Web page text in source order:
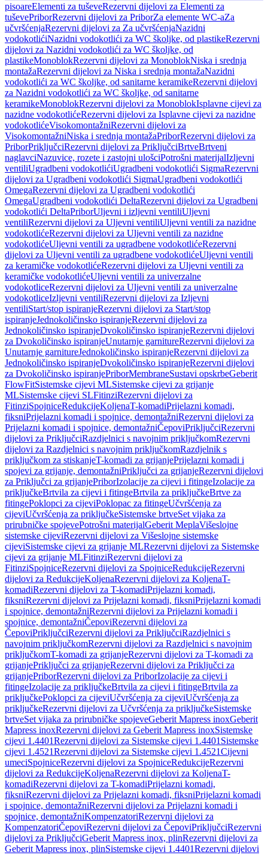
pisoareElementi za tuševeRezervni dijelovi za Elementi za
tuševePriborRezervni dijelovi za PriborZa elemente WC-aZa
učvršćenjaRezervni dijelovi za Za učvršćenjaNazidni
vodokotlićiNazidni vodokotlići za WC školjke, od plastikeRezervni
dijelovi za Nazidni vodokotlići za WC školjke, od
plastikeMonoblokRezervni dijelovi za MonoblokNiska i srednja
montažaRezervni dijelovi za Niska i srednja montažaNazidni
vodokotlići za WC školjke, od sanitarne keramikeRezervni dijelovi
za Nazidni vodokotlići za WC školjke, od sanitarne
keramikeMonoblokRezervni dijelovi za MonoblokIsplavne cijevi za
nazidne vodokotlićeRezervni dijelovi za Isplavne cijevi za nazidne
vodokotlićeVisokomontažniRezervni dijelovi za
VisokomontažniNiska i srednja montažaPriborRezervni dijelovi za
PriborPriključciRezervni dijelovi za PriključciBrtveBrtveni
naglavciNazuvice, rozete i zastojni ulošciPotrošni materijalIzljevni
ventiliUgradbeni vodokotlićiUgradbeni vodokotlići SigmaRezervni
dijelovi za Ugradbeni vodokotlići SigmaUgradbeni vodokotlići
OmegaRezervni dijelovi za Ugradbeni vodokotlići
OmegaUgradbeni vodokotlići DeltaRezervni dijelovi za Ugradbeni
vodokotlići DeltaPriborUljevni i izljevni ventiliUljevni
ventiliRezervni dijelovi za Uljevni ventiliUljevni ventili za nazidne
vodokotlićeRezervni dijelovi za Uljevni ventili za nazidne
vodokotlićeUljevni ventili za ugradbene vodokotlićeRezervni
dijelovi za Uljevni ventili za ugradbene vodokotlićeUljevni ventili
za keramičke vodokotlićeRezervni dijelovi za Uljevni ventili za
keramičke vodokotlićeUljevni ventili za univerzalne
vodokotliceRezervni dijelovi za Uljevni ventili za univerzalne
vodokotliceIzljevni ventiliRezervni dijelovi za Izljevni
ventiliStart/stop ispiranjeRezervni dijelovi za Start/stop
ispiranjeJednokoličinsko ispiranjeRezervni dijelovi za
Jednokoličinsko ispiranjeDvokoličinsko ispiranjeRezervni dijelovi
za Dvokoličinsko ispiranjeUnutarnje garnitureRezervni dijelovi za
Unutarnje garnitureJednokoličinsko ispiranjeRezervni dijelovi za
Jednokoličinsko ispiranjeDvokoličinsko ispiranjeRezervni dijelovi
za Dvokoličinsko ispiranjePriborMembraneSustavi opskrbeGeberit
FlowFitSistemske cijevi MLSistemske cijevi za grijanje
MLSistemske cijevi SLFitinziRezervni dijelovi za
FitinziSpojniceRedukcijeKoljenaT-komadiPrijelazni komadi,
fiksniPrijelazni komadi i spojnice, demontažniRezervni dijelovi za
Prijelazni komadi i spojnice, demontažniČepoviPriključciRezervni
dijelovi za PriključciRazdjelnici s navojnim priključkomRezervni
dijelovi za Razdjelnici s navojnim priključkomRazdjelnik s
priključkom za stiskanjeT-komadi za grijanjePrijelazni komadi i
spojevi za grijanje, demontažniPriključci za grijanjeRezervni dijelovi
za Priključci za grijanjePriborIzolacije za cijevi i fitingeIzolacije za
priključkeBrtvila za cijevi i fitingeBrtvila za priključkeBrtve za
fitingePoklopci za cijeviPoklopac za fitingeUčvršćenja za
cijeviUčvršćenja za priključkeSistemske brtveSet vijaka za
prirubničke spojevePotrošni materijalGeberit MeplaVišeslojne
sistemske cijeviRezervni dijelovi za Višeslojne sistemske
cijeviSistemske cijevi za grijanje MLRezervni dijelovi za Sistemske
cijevi za grijanje MLFitinziRezervni dijelovi za
FitinziSpojniceRezervni dijelovi za SpojniceRedukcijeRezervni
dijelovi za RedukcijeKoljenaRezervni dijelovi za KoljenaT-
komadiRezervni dijelovi za T-komadiPrijelazni komadi,
fiksniRezervni dijelovi za Prijelazni komadi, fiksniPrijelazni komadi
i spojnice, demontažniRezervni dijelovi za Prijelazni komadi i
spojnice, demontažniČepoviRezervni dijelovi za
ČepoviPriključciRezervni dijelovi za PriključciRazdjelnici s
navojnim priključkomRezervni dijelovi za Razdjelnici s navojnim
priključkomT-komadi za grijanjeRezervni dijelovi za T-komadi za
grijanjePriključci za grijanjeRezervni dijelovi za Priključci za
grijanjePriborRezervni dijelovi za PriborIzolacije za cijevi i
fitingeIzolacije za priključkeBrtvila za cijevi i fitingeBrtvila za
priključkePoklopci za cijeviUčvršćenja za cijeviUčvršćenja za
priključkeRezervni dijelovi za Učvršćenja za priključkeSistemske
brtveSet vijaka za prirubničke spojeveGeberit Mapress inoxGeberit
Mapress inoxRezervni dijelovi za Geberit Mapress inoxSistemske
cijevi 1.4401Rezervni dijelovi za Sistemske cijevi 1.4401 Sistemske
cijevi 1.4521Rezervni dijelovi za Sistemske cijevi 1.4521Cijevni
umeciSpojniceRezervni dijelovi za SpojniceRedukcijeRezervni
dijelovi za RedukcijeKoljenaRezervni dijelovi za KoljenaT-
komadiRezervni dijelovi za T-komadiPrijelazni komadi,
fiksniRezervni dijelovi za Prijelazni komadi, fiksniPrijelazni komadi
i spojnice, demontažniRezervni dijelovi za Prijelazni komadi i
spojnice, demontažniKompenzatoriRezervni dijelovi za
KompenzatoriČepoviRezervni dijelovi za ČepoviPriključciRezervni
dijelovi za PriključciGeberit Mapress inox, plinRezervni dijelovi za
Geberit Mapress inox, plinSistemske cijevi 1.4401Rezervni dijelovi